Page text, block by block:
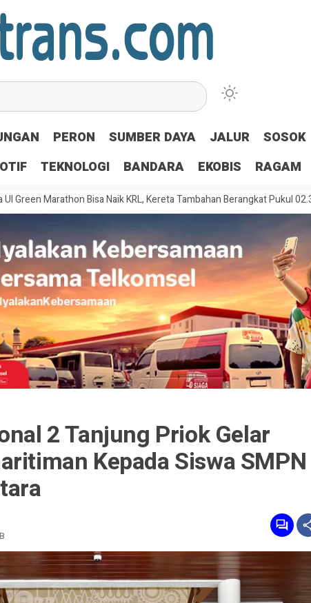
PERON SUMBER DAYA JALUR SOSOK
TEKNOLOGI BANDARA EKOBIS RAGAM
Bisa Naik KRL, Kereta Tambahan Berangkat Pukul 02.30 WIB
2 Tanjung Priok Gelar
Kepada Siswa SMPN